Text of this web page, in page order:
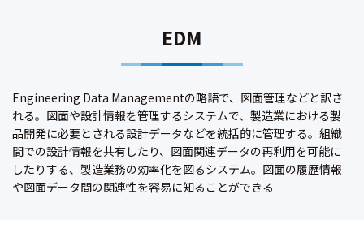
EDM
Engineering Data Managementの略語で、図面管理などと訳さ
れる。図面や設計情報を管理するシステムで、製造業における製
品開発に必要とされる設計データなどを統括的に管理する。組織
間での設計情報を共有したり、図面関連データの再利用を可能に
したりする、製造業務の効率化を図るシステム。図面の履歴情報
や図面データ間の関連性を容易に知ることができる